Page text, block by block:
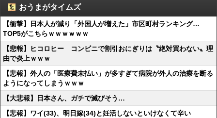
おうまがタイムズ
【衝撃】日本人が減り「外国人が増えた」市区町村ランキング…
TOP5がこちらｗｗｗｗｗｗ
【悲報】ヒコロヒー コンビニで割引おにぎりは〝絶対買わない〟理
由で炎上ｗｗｗ
【悲報】外人の「医療費未払い」が多すぎて病院が外人の治療を断る
ようになってしまうｗｗｗ
【大悲報】日本さん、ガチで滅びそう…
【悲報】ワイ(33)、明日嫁(34)と妊活しないといけなくて辛い